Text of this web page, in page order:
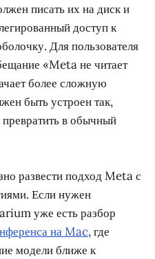
писать их на диск и
доступ к
Для пользователя
«Meta не читает
более сложную
быть устроен так,
в обычный
развести подход Meta с
Если нужен
уже есть разбор
на Mac, где
модели ближе к